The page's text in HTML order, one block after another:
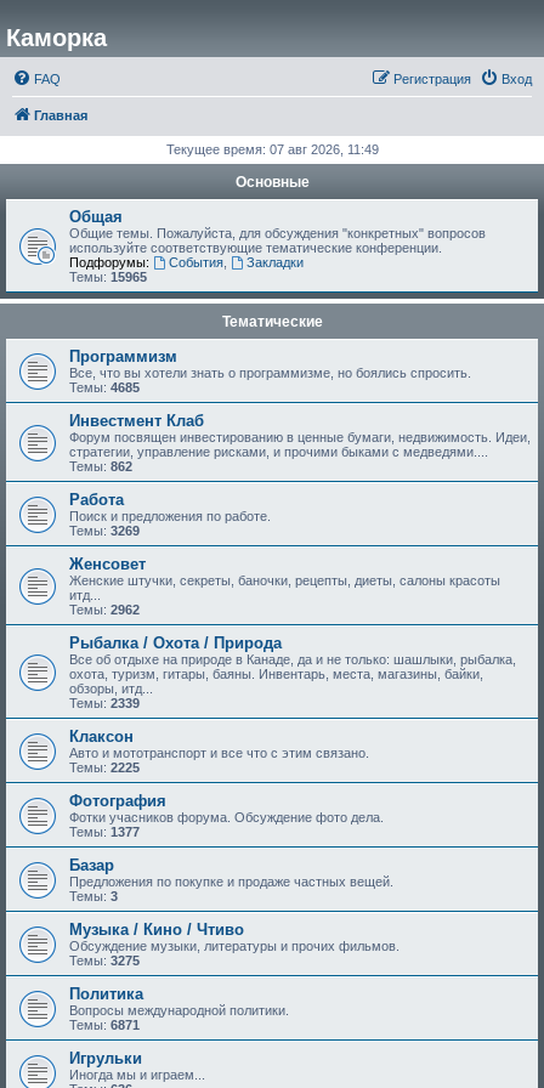
Каморка
FAQ Вход
Регистрация
Главная
Текущее время: 07 авг 2026, 11:49
Основные
Общая
Общие темы. Пожалуйста, для обсуждения "конкретных" вопросов
используйте соответствующие тематические конференции.
Подфорумы:
События,
Закладки
Темы: 15965
Тематические
Программизм
Все, что вы хотели знать о программизме, но боялись спросить.
Темы: 4685
Инвестмент Клаб
Форум посвящен инвестированию в ценные бумаги, недвижимость. Идеи,
стратегии, управление рисками, и прочими быками с медведями....
Темы: 862
Работа
Поиск и предложения по работе.
Темы: 3269
Женсовет
Женские штучки, секреты, баночки, рецепты, диеты, салоны красоты
итд...
Темы: 2962
Рыбалка / Охота / Природа
Все об отдыхе на природе в Канаде, да и не только: шашлыки, рыбалка,
охота, туризм, гитары, баяны. Инвентарь, места, магазины, байки,
обзоры, итд...
Темы: 2339
Клаксон
Авто и мототранспорт и все что с этим связано.
Темы: 2225
Фотография
Фотки учасников форума. Обсуждение фото дела.
Темы: 1377
Базар
Предложения по покупке и продаже частных вещей.
Темы: 3
Музыка / Кино / Чтиво
Обсуждение музыки, литературы и прочих фильмов.
Темы: 3275
Политика
Вопросы международной политики.
Темы: 6871
Игрульки
Иногда мы и играем...